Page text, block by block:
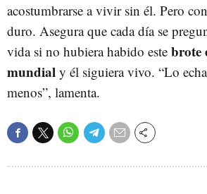
acostumbrarse a vivir sin él. Pero
duro. Asegura que cada día se
vida si no hubiera habido este brote
mundial y él siguiera vivo. “Lo
menos”, lamenta.